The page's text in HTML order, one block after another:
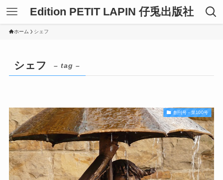
Edition PETIT LAPIN 仔兎出版社
ホーム シェフ
シェフ – tag –
創刊号－第100号